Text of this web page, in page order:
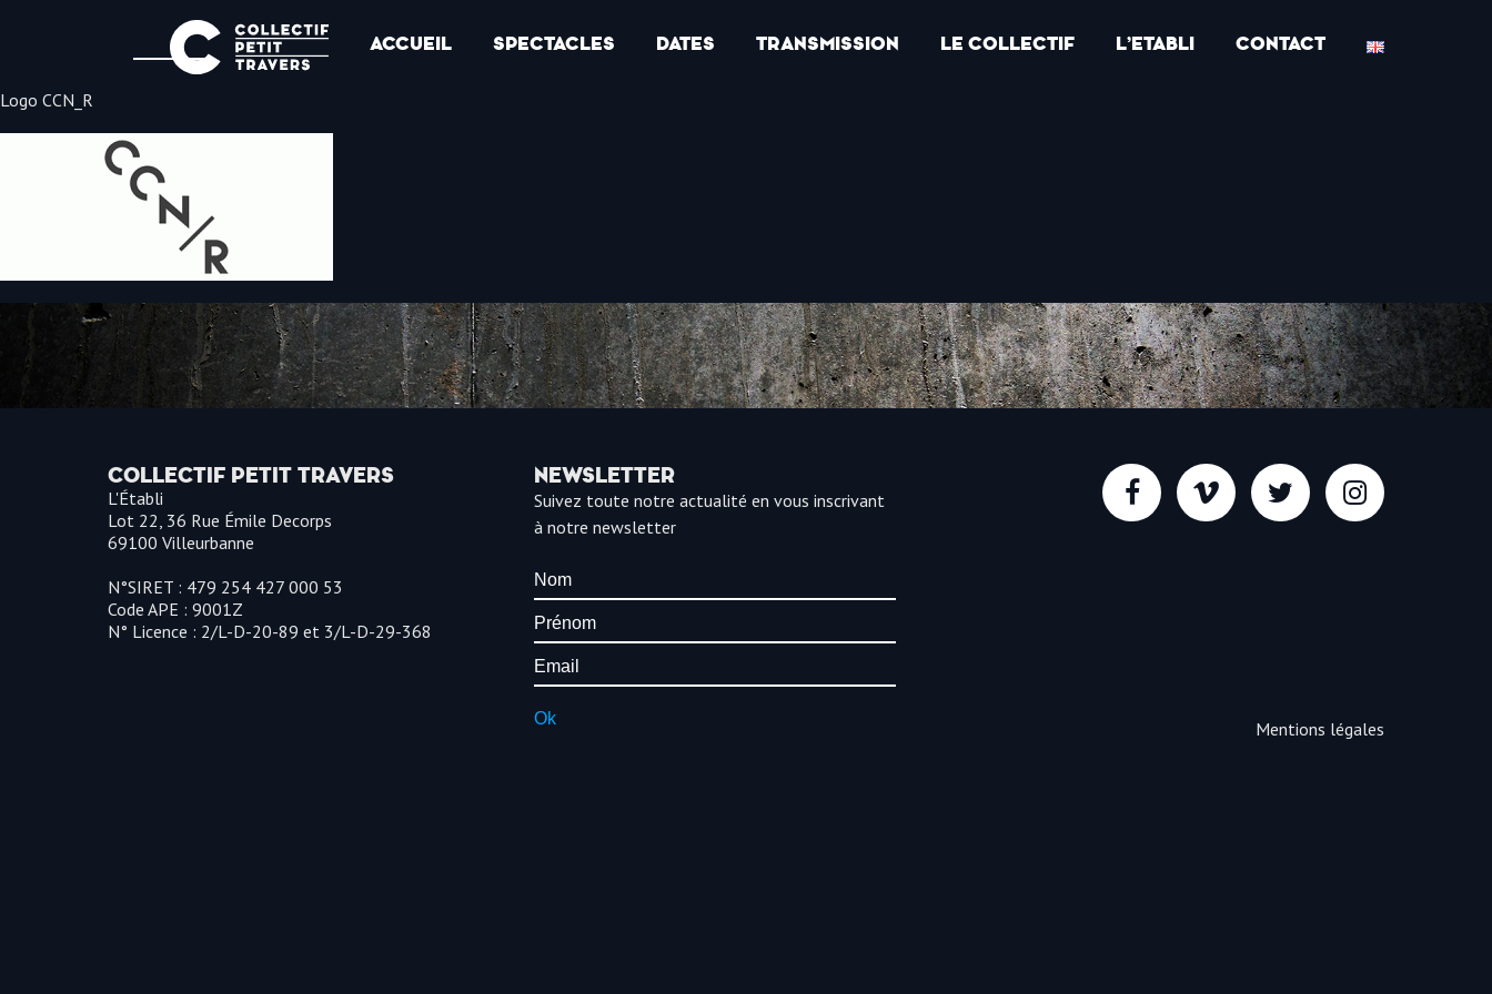
ACCUEIL SPECTACLES DATES TRANSMISSION LE COLLECTIF L’ETABLI CONTACT
Logo CCN_R
COLLECTIF PETIT TRAVERS
L'Établi
Lot 22, 36 Rue Émile Decorps
69100 Villeurbanne
N°SIRET : 479 254 427 000 53
Code APE : 9001Z
N° Licence : 2/L-D-20-89 et 3/L-D-29-368
NEWSLETTER
Suivez toute notre actualité en vous inscrivant
à notre newsletter
Mentions légales